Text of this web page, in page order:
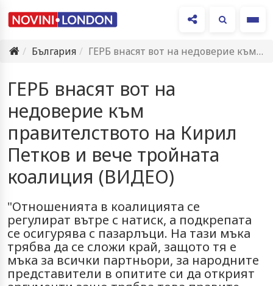
България
ГЕРБ внасят вот на недоверие към правителството на Кирил Петков…
ГЕРБ внасят вот на
недоверие към
правителството на Кирил
Петков и вече тройната
коалиция (ВИДЕО)
"Отношенията в коалицията се
регулират вътре с натиск, а подкрепата
се осигурява с пазарлъци. На тази мъка
трябва да се сложи край, защото тя е
мъка за всички партньори, за народните
представители в опитите си да открият